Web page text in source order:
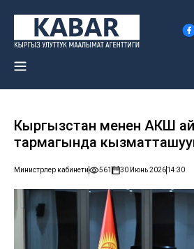
Кыргызстан менен АКШ
тармагында
Министрлер кабинети 561 30 Июнь 202614:30